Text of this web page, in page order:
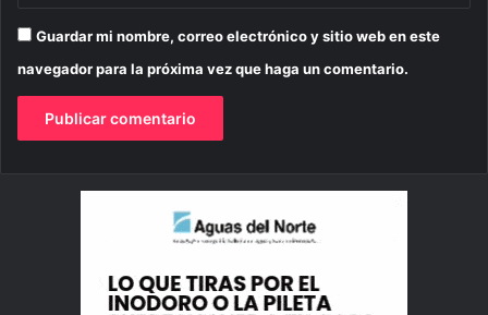
Guardar mi nombre, correo electrónico y sitio web en este
navegador para la próxima vez que haga un comentario.